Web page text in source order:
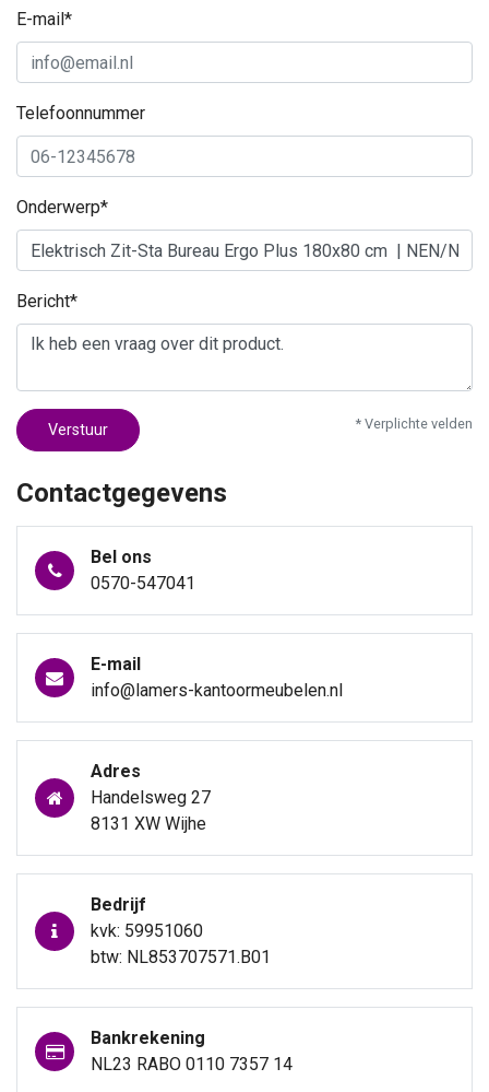
E-mail*
Telefoonnummer
Onderwerp*
Bericht*
Verstuur * Verplichte velden
Contactgegevens
Bel ons
0570-547041
E-mail
info@lamers-kantoormeubelen.nl
Adres
Handelsweg 27
8131 XW Wijhe
Bedrijf
kvk: 59951060
btw: NL853707571.B01
Bankrekening
NL23 RABO 0110 7357 14